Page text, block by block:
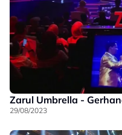
Zarul Umbrella -
29/08/2023